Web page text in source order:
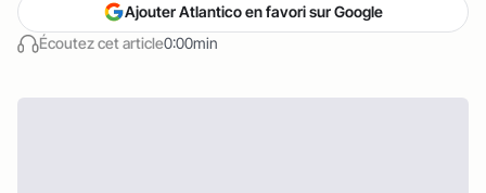
Écoutez cet article0:00min
Ajouter Atlantico en favori sur Google